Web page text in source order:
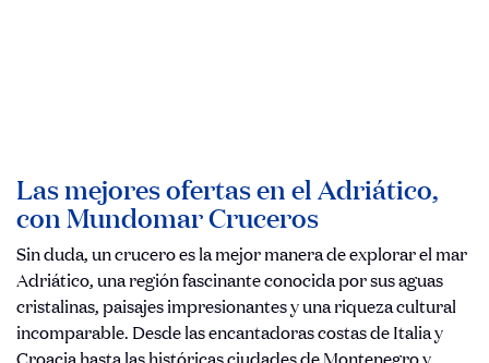
Las mejores ofertas en el Adriático,
con Mundomar Cruceros
Sin duda, un crucero es la mejor manera de explorar el mar
Adriático, una región fascinante conocida por sus aguas
cristalinas, paisajes impresionantes y una riqueza cultural
incomparable. Desde las encantadoras costas de Italia y